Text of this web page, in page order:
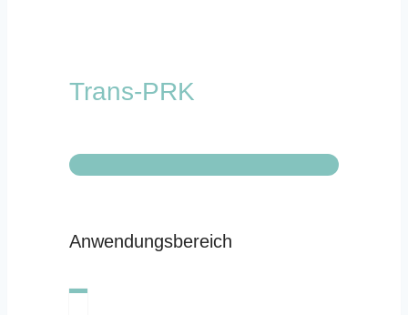
Trans-PRK
Anwendungsbereich